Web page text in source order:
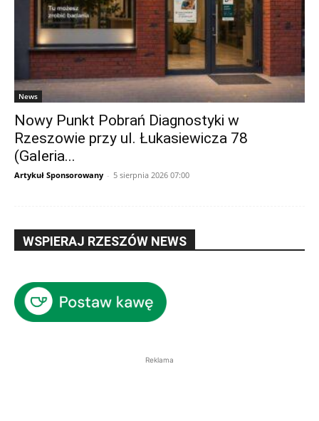
News
Nowy Punkt Pobrań Diagnostyki w
Rzeszowie przy ul. Łukasiewicza 78
(Galeria...
Artykuł Sponsorowany - 5 sierpnia 2026 07:00
WSPIERAJ RZESZÓW NEWS
Reklama